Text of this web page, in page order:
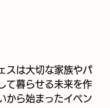
スは大切な家族やパ
て暮らせる未来を作
から始まったイベン